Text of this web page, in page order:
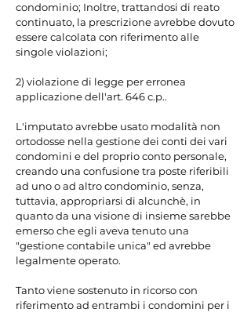
condominio; Inoltre, trattandosi di reato
continuato, la prescrizione avrebbe dovuto
essere calcolata con riferimento alle
singole violazioni;
2) violazione di legge per erronea
applicazione dell'art. 646 c.p..
L'imputato avrebbe usato modalità non
ortodosse nella gestione dei conti dei vari
condomini e del proprio conto personale,
creando una confusione tra poste riferibili
ad uno o ad altro condominio, senza,
tuttavia, appropriarsi di alcunchè, in
quanto da una visione di insieme sarebbe
emerso che egli aveva tenuto una
"gestione contabile unica" ed avrebbe
legalmente operato.
Tanto viene sostenuto in ricorso con
riferimento ad entrambi i condomini per i